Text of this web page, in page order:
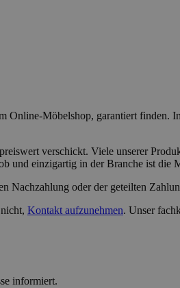
Möbelshop, garantiert finden.
verschickt. Viele unserer
und einzigartig in der Branche ist
Nachzahlung oder der geteilten
Kontakt aufzunehmen. Unser
informiert.